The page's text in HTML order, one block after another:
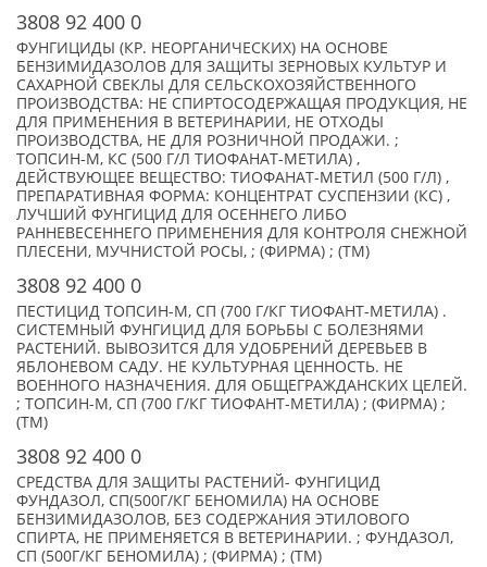
3808 92 400 0
ФУНГИЦИДЫ (КР. НЕОРГАНИЧЕСКИХ) НА ОСНОВЕ
БЕНЗИМИДАЗОЛОВ ДЛЯ ЗАЩИТЫ ЗЕРНОВЫХ КУЛЬТУР И
САХАРНОЙ СВЕКЛЫ ДЛЯ СЕЛЬСКОХОЗЯЙСТВЕННОГО
ПРОИЗВОДСТВА: НЕ СПИРТОСОДЕРЖАЩАЯ ПРОДУКЦИЯ, НЕ
ДЛЯ ПРИМЕНЕНИЯ В ВЕТЕРИНАРИИ, НЕ ОТХОДЫ
ПРОИЗВОДСТВА, НЕ ДЛЯ РОЗНИЧНОЙ ПРОДАЖИ. ;
ТОПСИН-М, КС (500 Г/Л ТИОФАНАТ-МЕТИЛА) ,
ДЕЙСТВУЮЩЕЕ ВЕЩЕСТВО: ТИОФАНАТ-МЕТИЛ (500 Г/Л) ,
ПРЕПАРАТИВНАЯ ФОРМА: КОНЦЕНТРАТ СУСПЕНЗИИ (КС) ,
ЛУЧШИЙ ФУНГИЦИД ДЛЯ ОСЕННЕГО ЛИБО
РАННЕВЕСЕННЕГО ПРИМЕНЕНИЯ ДЛЯ КОНТРОЛЯ СНЕЖНОЙ
ПЛЕСЕНИ, МУЧНИСТОЙ РОСЫ, ; (ФИРМА) ; (TM)
3808 92 400 0
ПЕСТИЦИД ТОПСИН-М, СП (700 Г/КГ ТИОФАНТ-МЕТИЛА) .
СИСТЕМНЫЙ ФУНГИЦИД ДЛЯ БОРЬБЫ С БОЛЕЗНЯМИ
РАСТЕНИЙ. ВЫВОЗИТСЯ ДЛЯ УДОБРЕНИЙ ДЕРЕВЬЕВ В
ЯБЛОНЕВОМ САДУ. НЕ КУЛЬТУРНАЯ ЦЕННОСТЬ. НЕ
ВОЕННОГО НАЗНАЧЕНИЯ. ДЛЯ ОБЩЕГРАЖДАНСКИХ ЦЕЛЕЙ.
; ТОПСИН-М, СП (700 Г/КГ ТИОФАНТ-МЕТИЛА) ; (ФИРМА) ;
(TM)
3808 92 400 0
СРЕДСТВА ДЛЯ ЗАЩИТЫ РАСТЕНИЙ- ФУНГИЦИД
ФУНДАЗОЛ, СП(500Г/КГ БЕНОМИЛА) НА ОСНОВЕ
БЕНЗИМИДАЗОЛОВ, БЕЗ СОДЕРЖАНИЯ ЭТИЛОВОГО
СПИРТА, НЕ ПРИМЕНЯЕТСЯ В ВЕТЕРИНАРИИ. ; ФУНДАЗОЛ,
СП (500Г/КГ БЕНОМИЛА) ; (ФИРМА) ; (TM)